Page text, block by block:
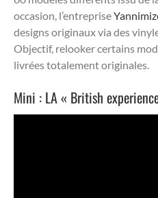
occasion, l’entreprise
designs originaux via des
Objectif, relooker certains
livrées totalement originales.
Mini : LA « British